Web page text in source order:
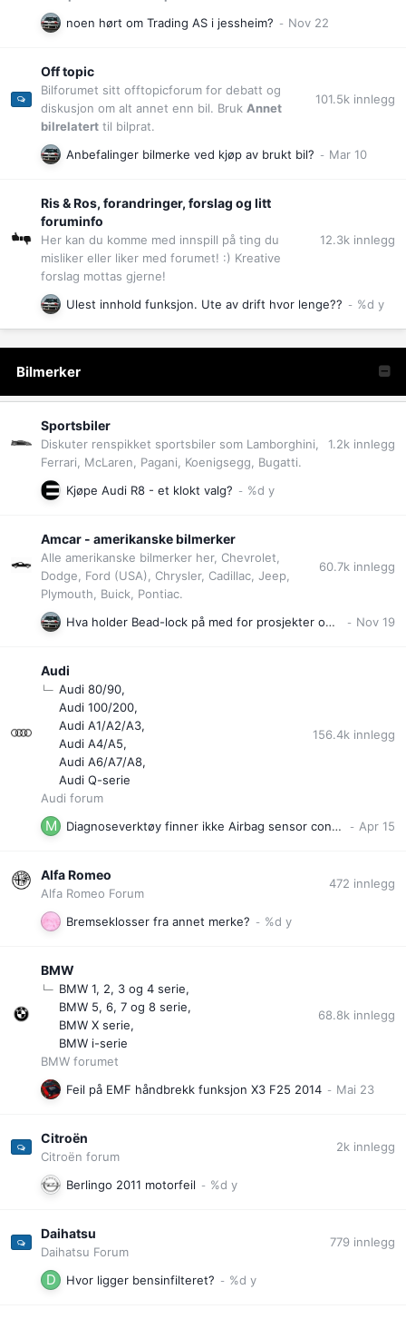
noen hørt om Trading AS i jessheim?
Off topic
Bilforumet sitt offtopicforum for debatt og
diskusjon om alt annet enn bil. Bruk Annet
bilrelatert til bilprat.
101.5k innlegg
Anbefalinger bilmerke ved kjøp av brukt bil?
Ris & Ros, forandringer, forslag og litt
foruminfo
Her kan du komme med innspill på ting du
misliker eller liker med forumet! :) Kreative
forslag mottas gjerne!
12.3k innlegg
Ulest innhold funksjon. Ute av drift hvor lenge??
Bilmerker
Sportsbiler
Diskuter renspikket sportsbiler som Lamborghini,
Ferrari, McLaren, Pagani, Koenigsegg, Bugatti.
1.2k innlegg
Kjøpe Audi R8 - et klokt valg?
Amcar - amerikanske bilmerker
Alle amerikanske bilmerker her, Chevrolet,
Dodge, Ford (USA), Chrysler, Cadillac, Jeep,
Plymouth, Buick, Pontiac.
60.7k innlegg
Hva holder Bead-lock på med for prosjekter og hva holder venner å kjente på med?
Audi
Audi 80/90
Audi 100/200
Audi A1/A2/A3
Audi A4/A5
Audi A6/A7/A8
Audi Q-serie
Audi forum
156.4k innlegg
Diagnoseverktøy finner ikke Airbag sensor control module unit. Sannsynlige feilkilder?
Alfa Romeo
Alfa Romeo Forum
472 innlegg
Bremseklosser fra annet merke?
BMW
BMW 1, 2, 3 og 4 serie
BMW 5, 6, 7 og 8 serie
BMW X serie
BMW i-serie
BMW forumet
68.8k innlegg
Feil på EMF håndbrekk funksjon X3 F25 2014
Citroën
Citroën forum
2k innlegg
Berlingo 2011 motorfeil
Daihatsu
Daihatsu Forum
779 innlegg
Hvor ligger bensinfilteret?